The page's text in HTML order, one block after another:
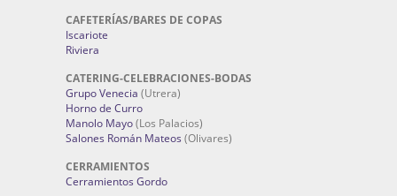
CAFETERÍAS/BARES DE COPAS
Iscariote
Riviera
CATERING-CELEBRACIONES-BODAS
Grupo Venecia (Utrera)
Horno de Curro
Manolo Mayo(Los Palacios)
Salones Román Mateos (Olivares)
CERRAMIENTOS
Cerramientos Gordo